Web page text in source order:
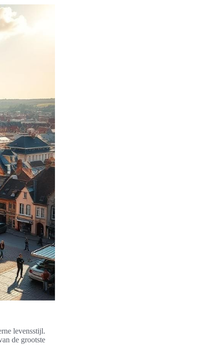
levensstijl.
de grootste